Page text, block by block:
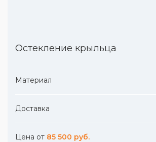
Остекление крыльца
Материал
Доставка
Цена от 85 500 руб.